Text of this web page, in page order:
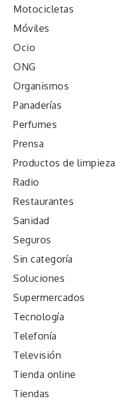
Motocicletas
Móviles
Ocio
ONG
Organismos
Panaderías
Perfumes
Prensa
Productos de limpieza
Radio
Restaurantes
Sanidad
Seguros
Sin categoría
Soluciones
Supermercados
Tecnología
Telefonía
Televisión
Tienda online
Tiendas